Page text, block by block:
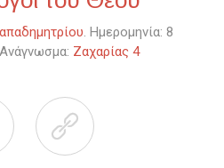
. Ημερομηνία: 8
Ζαχαρίας 4
